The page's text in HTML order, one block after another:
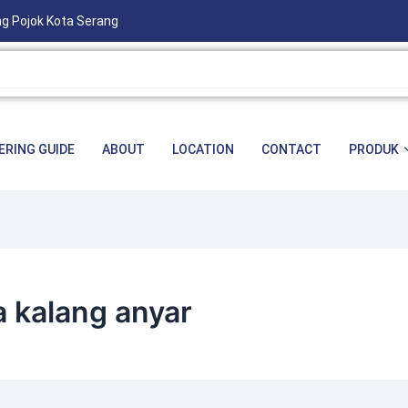
Pojok Kota Serang
GUIDE ABOUT LOCATION CONTACT PRODUK
kalang anyar